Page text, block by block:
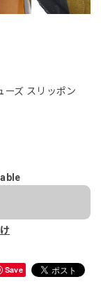
ーズ スリッポン
Save